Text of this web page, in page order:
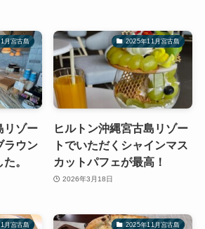
月宮古島
リゾー
ラウン
。
2025年11月宮古島
ヒルトン沖縄宮古島リゾー
トでいただくシャインマス
カットパフェが最高！
2026年3月18日
月宮古島 2025年11月宮古島